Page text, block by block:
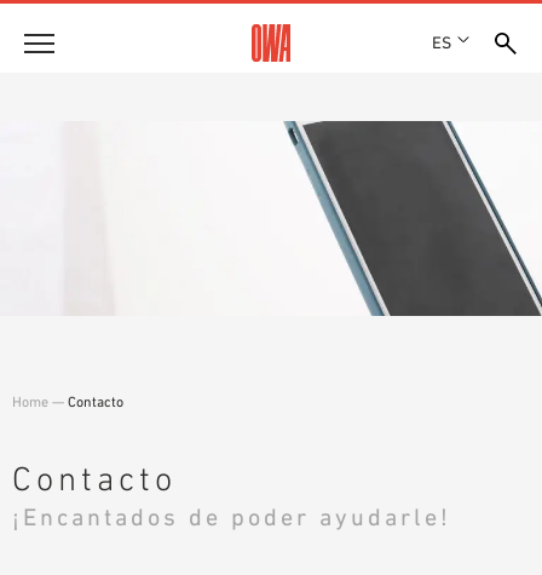
ES
DESCARGAS
DECLARACIÓN DE PRESTACIONES (DOP)
Home — Contacto
Contacto
¡Encantados de poder ayudarle!